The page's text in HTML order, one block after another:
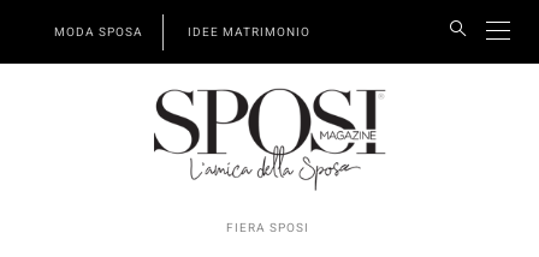
MODA SPOSA IDEE MATRIMONIO
FIERA SPOSI